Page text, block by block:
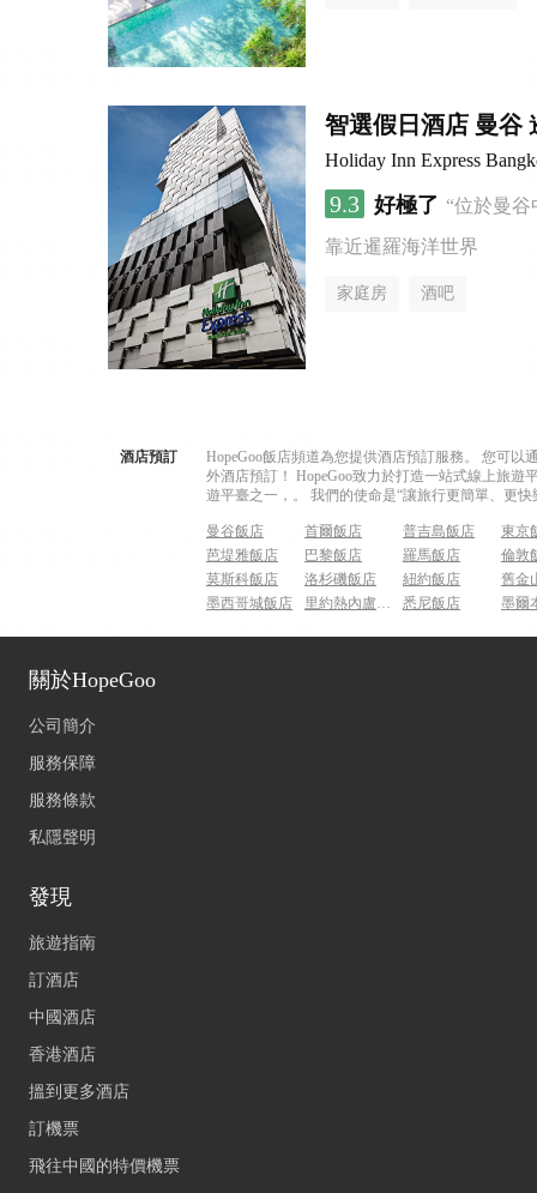
智選假日酒店 曼谷
Holiday Inn Express
9.3 好極了 “位於曼
靠近暹羅海洋世界
家庭房 酒吧
酒店預訂
HopeGoo飯店頻道為您提供酒店預訂服務。 您可
外酒店預訂！ HopeGoo致力於打造一站式線上旅
遊平臺之一，。 我們的使命是“讓旅行更簡單、更
曼谷飯店 首爾飯店 普吉島飯店
東京
芭堤雅飯店
巴黎飯店 羅馬飯店
倫敦
莫斯科飯店
洛杉磯飯店 紐約飯店
舊金
墨西哥城飯店
里約熱內盧飯店 悉尼飯店 墨爾
關於HopeGoo
公司簡介
服務保障
服務條款
私隱聲明
發現
旅遊指南
訂酒店
中國酒店
香港酒店
搵到更多酒店
訂機票
飛往中國的特價機票